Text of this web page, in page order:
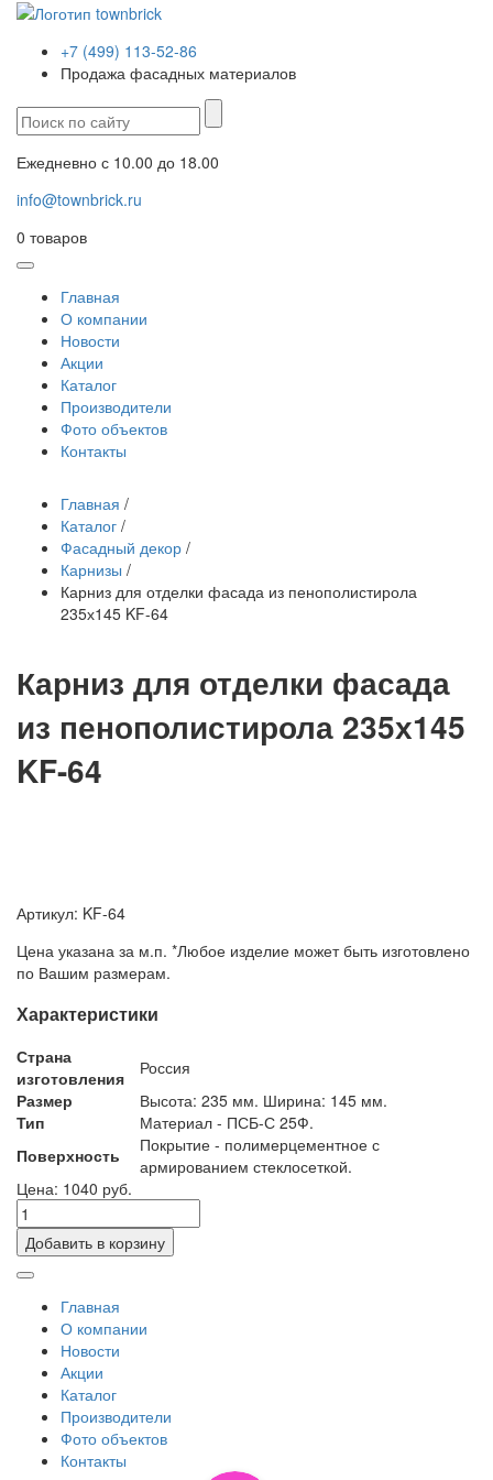
+7 (499) 113-52-86
Продажа фасадных материалов
Ежедневно с 10.00 до 18.00
info@townbrick.ru
0 товаров
Главная
О компании
Новости
Акции
Каталог
Производители
Фото объектов
Контакты
Главная /
Каталог /
Фасадный декор /
Карнизы /
Карниз для отделки фасада из пенополистирола
235х145 KF-64
Карниз для отделки фасада
из пенополистирола 235х145
KF-64
Артикул: KF-64
Цена указана за м.п. *Любое изделие может быть изготовлено
по Вашим размерам.
Характеристики
Страна
изготовления
Россия
Размер
Высота: 235 мм. Ширина: 145 мм.
Тип
Материал - ПСБ-С 25Ф.
Поверхность
Покрытие - полимерцементное с
армированием стеклосеткой.
Цена: 1040 руб.
Добавить в корзину
Главная
О компании
Новости
Акции
Каталог
Производители
Фото объектов
Контакты